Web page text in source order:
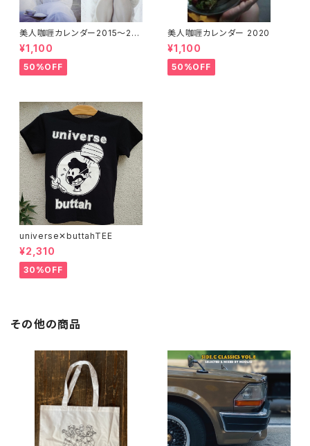
美人咖喱カレンダー2015〜201
9★バックナンバーフェア★
¥1,100
50%OFF
美人咖喱カレンダー 2020
¥1,100
50%OFF
universe✕buttahTEE
¥2,310
30%OFF
その他の商品